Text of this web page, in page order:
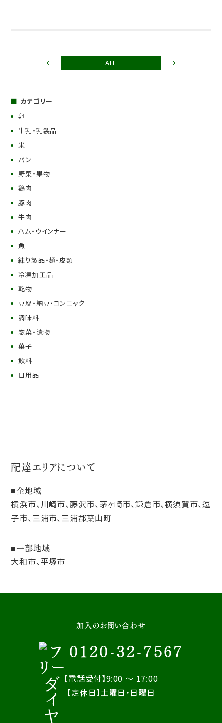
カテゴリー
卵
牛乳・乳製品
米
パン
野菜・果物
鶏肉
豚肉
牛肉
ハム・ウインナー
魚
練り製品・麺・皮類
冷凍加工品
乾物
豆腐・納豆・コンニャク
調味料
惣菜・漬物
菓子
飲料
日用品
ALL
配達エリアについて
全地域
横浜市、川崎市、藤沢市、茅ヶ崎市、鎌倉市、横須賀市、逗
子市、三浦市、三浦郡葉山町
一部地域
大和市、平塚市
加入のお問い合わせ
0120-32-7567
【電話受付】9:00 ～ 17:00
【定休日】土曜日・日曜日